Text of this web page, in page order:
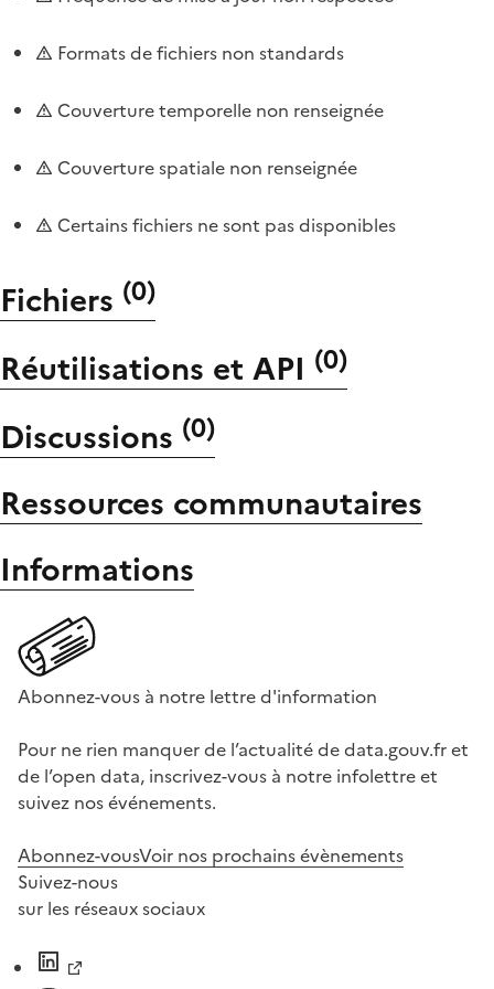
Formats de fichiers non standards
Couverture temporelle non renseignée
Couverture spatiale non renseignée
Certains fichiers ne sont pas disponibles
Fichiers (0)
Réutilisations et API (0)
Discussions (0)
Ressources communautaires
Informations
Abonnez-vous à notre lettre d'information
Pour ne rien manquer de l’actualité de data.gouv.fr et
de l’open data, inscrivez-vous à notre infolettre et
suivez nos événements.
Abonnez-vousVoir nos prochains évènements
Suivez-nous
sur les réseaux sociaux